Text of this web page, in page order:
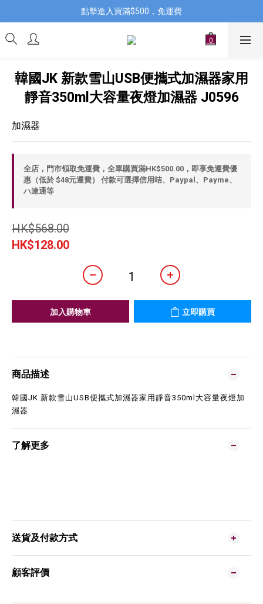
點擊進入買滿$500，免運費
韓國JK 新款雪山USB便攜式加濕器家用
靜音350ml大容量夜燈加濕器 J0596
加濕器
全店，門市領取免運費，全單購買滿HK$500.00，即享免運費優
惠（低於 $48元運費） 付款可選擇信用咭、Paypal、Payme、
ハ達通等
HK$568.00
HK$128.00
加入購物車 立即購買
商品描述
韓國JK 新款雪山USB便攜式加濕器家用靜音350ml大容量夜燈加
濕器
了解更多
送貨及付款方式
顧客評價